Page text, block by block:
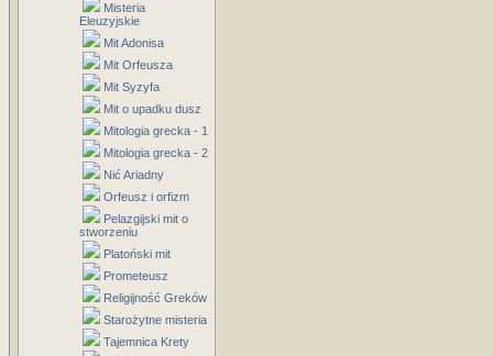
Misteria
Eleuzyjskie
Mit Adonisa
Mit Orfeusza
Mit Syzyfa
Mit o upadku dusz
Mitologia grecka - 1
Mitologia grecka - 2
Nić Ariadny
Orfeusz i orfizm
Pelazgijski mit o
stworzeniu
Platoński mit
Prometeusz
Religijność Greków
Starożytne misteria
Tajemnica Krety